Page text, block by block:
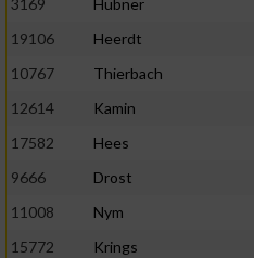
3169
Hübner
19106
Heerdt
10767
Thierbach
12614
Kamin
17582
Hees
9666
Drost
11008
Nym
15772
Krings